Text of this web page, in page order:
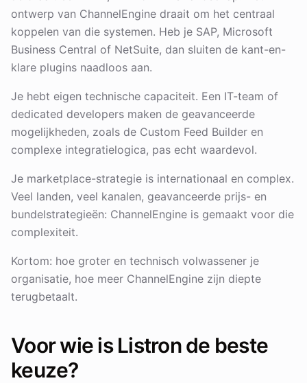
ontwerp van ChannelEngine draait om het centraal
koppelen van die systemen. Heb je SAP, Microsoft
Business Central of NetSuite, dan sluiten de kant-en-
klare plugins naadloos aan.
Je hebt eigen technische capaciteit. Een IT-team of
dedicated developers maken de geavanceerde
mogelijkheden, zoals de Custom Feed Builder en
complexe integratielogica, pas echt waardevol.
Je marketplace-strategie is internationaal en complex.
Veel landen, veel kanalen, geavanceerde prijs- en
bundelstrategieën: ChannelEngine is gemaakt voor die
complexiteit.
Kortom: hoe groter en technisch volwassener je
organisatie, hoe meer ChannelEngine zijn diepte
terugbetaalt.
Voor wie is Listron de beste
keuze?